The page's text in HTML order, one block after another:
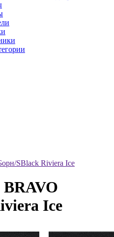
SBlack Riviera Ice
BRAVO
Ice